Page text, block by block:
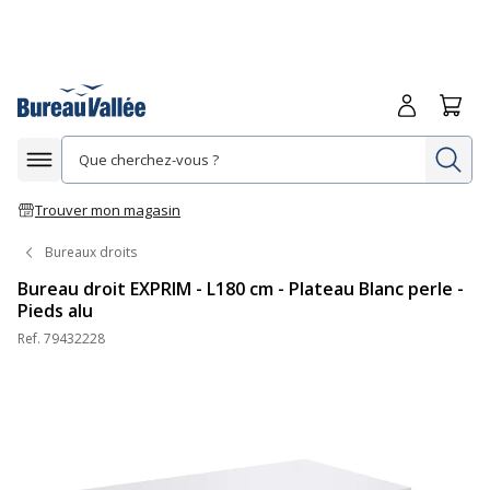
Afficher la navigation
Trouver mon magasin
Me
Bureaux droits
Bureau droit EXPRIM - L180 cm - Plateau Blanc perle -
Pieds alu
Ref. 79432228